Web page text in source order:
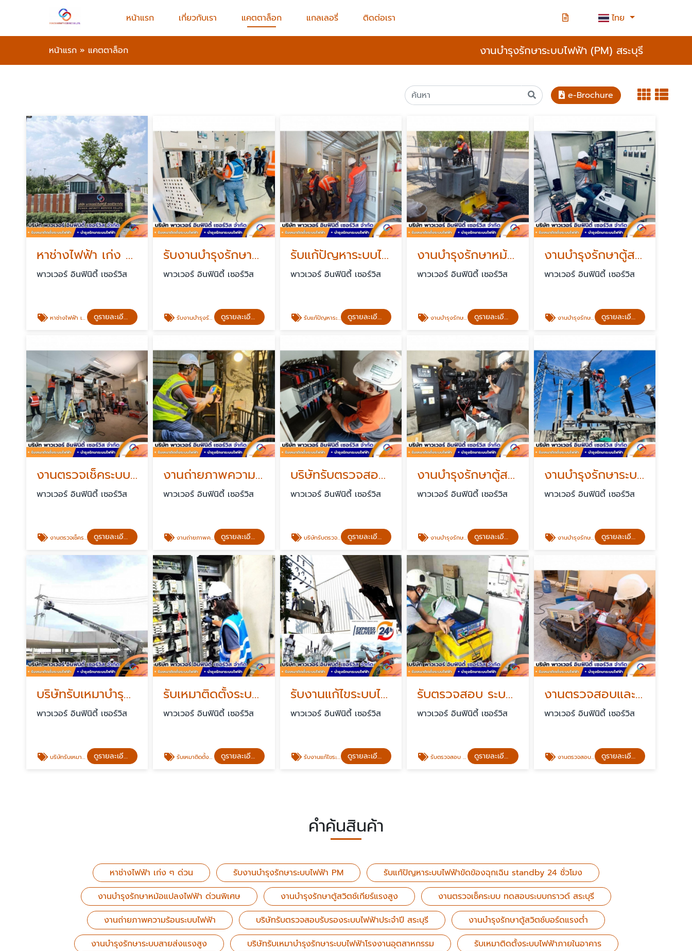
หน้าแรก เกี่ยวกับเรา แคตตาล็อก แกลเลอรี่ ติดต่อเรา ไทย
หน้าแรก » แคตตาล็อก งานบำรุงรักษาระบบไฟฟ้า (PM) สระบุรี
e-Brochure
หาช่างไฟฟ้า เก่ง ๆ ด่วน standby 24 ชั่วโมง
พาวเวอร์ อินฟินิตี้ เซอร์วิส
หาช่างไฟฟ้า เก่ง ๆ ด่วน ดูรายละเอียด
รับงานบำรุงรักษาระบบไฟฟ้า PM
พาวเวอร์ อินฟินิตี้ เซอร์วิส
รับงานบำรุงรักษาระบบไฟฟ้า PM ดูรายละเอียด
รับแก้ปัญหาระบบไฟฟ้าขัดข้องฉุกเฉิน standby 24 ชั่วโมง
พาวเวอร์ อินฟินิตี้ เซอร์วิส
รับแก้ปัญหาระบบไฟฟ้าขัดข้องฉุกเฉิน standby 24 ชั่วโมง ดูรายละเอียด
งานบำรุงรักษาหม้อแปลงไฟฟ้า ด่วน
พาวเวอร์ อินฟินิตี้ เซอร์วิส
งานบำรุงรักษาหม้อแปลงไฟฟ้า ด่วนพิเศษ ดูรายละเอียด
งานบำรุงรักษาตู้สวิตช์เกียร์แรงสูง
พาวเวอร์ อินฟินิตี้ เซอร์วิส
งานบำรุงรักษาตู้สวิตช์เกียร์แรงสูง ดูรายละเอียด
งานตรวจเช็คระบบ ทดสอบระบบกราวด์
พาวเวอร์ อินฟินิตี้ เซอร์วิส
งานตรวจเช็คระบบ ทดสอบระบบกราวด์ สระบุรี ดูรายละเอียด
งานถ่ายภาพความร้อนระบบไฟฟ้า Thermoscan
พาวเวอร์ อินฟินิตี้ เซอร์วิส
งานถ่ายภาพความร้อนระบบไฟฟ้า ดูรายละเอียด
บริษัทรับตรวจสอบรับรองระบบไฟฟ้าประจำปี สระบุรี
พาวเวอร์ อินฟินิตี้ เซอร์วิส
บริษัทรับตรวจสอบรับรองระบบไฟฟ้าประจำปี สระบุรี ดูรายละเอียด
งานบำรุงรักษาตู้สวิตช์บอร์ดแรงต่ำ
พาวเวอร์ อินฟินิตี้ เซอร์วิส
งานบำรุงรักษาตู้สวิตช์บอร์ดแรงต่ำ ดูรายละเอียด
งานบำรุงรักษาระบบสายส่งแรงสูง
พาวเวอร์ อินฟินิตี้ เซอร์วิส
งานบำรุงรักษาระบบสายส่งแรงสูง ดูรายละเอียด
บริษัทรับเหมาบำรุงรักษาระบบไฟฟ้าโรงงานอุตสาหกรรม
พาวเวอร์ อินฟินิตี้ เซอร์วิส
บริษัทรับเหมาบำรุงรักษาระบบไฟฟ้าโรงงานอุตสาหกรรม ดูรายละเอียด
รับเหมาติดตั้งระบบไฟฟ้าภายในอาคาร
พาวเวอร์ อินฟินิตี้ เซอร์วิส
รับเหมาติดตั้งระบบไฟฟ้าภายในอาคาร ดูรายละเอียด
รับงานแก้ไขระบบไฟฟ้าในโรงงานอุตสาหกรรม ด่วน 24ชั่วโมง
พาวเวอร์ อินฟินิตี้ เซอร์วิส
รับงานแก้ไขระบบไฟฟ้าในโรงงานอุตสาหกรรม ด่วน 24ชั่วโมง ดูรายละเอียด
รับตรวจสอบ ระบบกราวด์ใน โรงงานอุตสาหกรรม
พาวเวอร์ อินฟินิตี้ เซอร์วิส
รับตรวจสอบ ระบบกราวด์ใน โรงงานอุตสาหกรรม ดูรายละเอียด
งานตรวจสอบและเซ็นรับรองระบบไฟฟ้าโรงงาน ระดับสามัญ สระบุรี
พาวเวอร์ อินฟินิตี้ เซอร์วิส
งานตรวจสอบและเซ็นรับรองระบบไฟฟ้าโรงงาน ระดับสามัญ สระบุรี ดูรายละเอียด
คำค้นสินค้า
หาช่างไฟฟ้า เก่ง ๆ ด่วน รับงานบำรุงรักษาระบบไฟฟ้า PM
รับแก้ปัญหาระบบไฟฟ้าขัดข้องฉุกเฉิน standby 24 ชั่วโมง
งานบำรุงรักษาหม้อแปลงไฟฟ้า ด่วนพิเศษ
งานบำรุงรักษาตู้สวิตช์เกียร์แรงสูง
งานตรวจเช็คระบบ ทดสอบระบบกราวด์ สระบุรี
งานถ่ายภาพความร้อนระบบไฟฟ้า
บริษัทรับตรวจสอบรับรองระบบไฟฟ้าประจำปี สระบุรี
งานบำรุงรักษาตู้สวิตช์บอร์ดแรงต่ำ
งานบำรุงรักษาระบบสายส่งแรงสูง
บริษัทรับเหมาบำรุงรักษาระบบไฟฟ้าโรงงานอุตสาหกรรม
รับเหมาติดตั้งระบบไฟฟ้าภายในอาคาร